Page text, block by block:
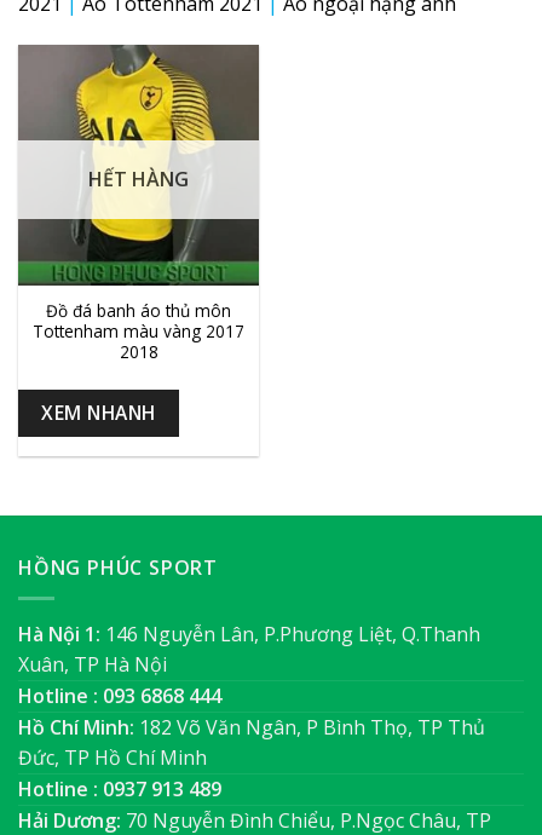
HẾT HÀNG
Đồ đá banh áo thủ môn
Tottenham màu vàng 2017
2018
XEM NHANH
HỒNG PHÚC SPORT
Hà Nội 1: 146 Nguyễn Lân, P.Phương Liệt, Q.Thanh
Xuân, TP Hà Nội
Hotline : 093 6868 444
Hồ Chí Minh: 182 Võ Văn Ngân, P Bình Thọ, TP Thủ
Đức, TP Hồ Chí Minh
Hotline : 0937 913 489
Hải Dương: 70 Nguyễn Đình Chiểu, P.Ngọc Châu, TP